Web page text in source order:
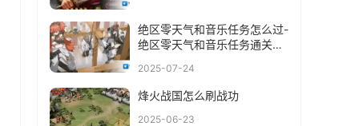
绝区零天气和音乐任务怎么过-
绝区零天气和音乐任务通关攻
2025-07-24
烽火战国怎么刷战功
2025-06-23